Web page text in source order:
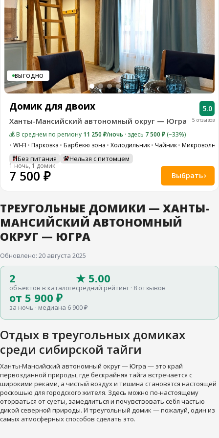
ВЫГОДНО
5 отзывов
5.0
Домик для двоих
Ханты-Мансийский автономный округ — Югра
💰 В среднем по региону 11 250 ₽/ночь · здесь 7 500 ₽ (−33%)
WI-FI
Парковка Барбекю зона Холодильник Чайник
Без питания Нельзя с питомцем
1 ночь, 1 домик
7 500 ₽ Выбрать
ТРЕУГОЛЬНЫЕ ДОМИКИ — ХАНТЫ-
МАНСИЙСКИЙ АВТОНОМНЫЙ
ОКРУГ — ЮГРА
Обновлено: 20 августа 2025
2
объектов в каталоге
★ 5.00
средний рейтинг · 8 отзывов
от 5 900 ₽
за ночь · медиана 6 900 ₽
Отдых в треугольных домиках
среди сибирской тайги
Ханты-Мансийский автономный округ — Югра — это край
первозданной природы, где бескрайняя тайга встречается с
широкими реками, а чистый воздух и тишина становятся настоящей
роскошью для городского жителя. Здесь можно по-настоящему
оторваться от суеты, замедлиться и почувствовать себя частью
дикой северной природы. И треугольный домик — пожалуй, один из
самых атмосферных способов сделать это.